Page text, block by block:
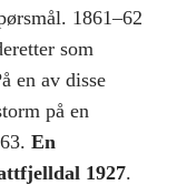
1861–62
som
en av disse
på en
En
1927.